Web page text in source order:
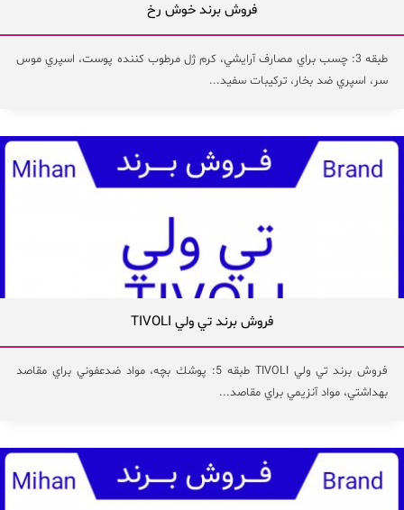
فروش برند خوش رخ
طبقه 3: چسب براي مصارف آرايشي، كرم ژل مرطوب كننده پوست، اسپري موس
سر، اسپري ضد بخار، تركيبات سفيد...
فروش برند تي ولي TIVOLI
فروش برند تي ولي TIVOLI طبقه 5: پوشك بچه، مواد ضدعفوني براي مقاصد
بهداشتي، مواد آنزيمي براي مقاصد...